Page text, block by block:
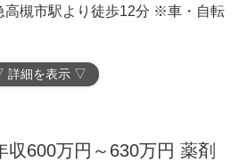
高槻市駅より徒歩12分 ※車・自転
詳細を表示 ▽
収600万円～630万円 薬剤